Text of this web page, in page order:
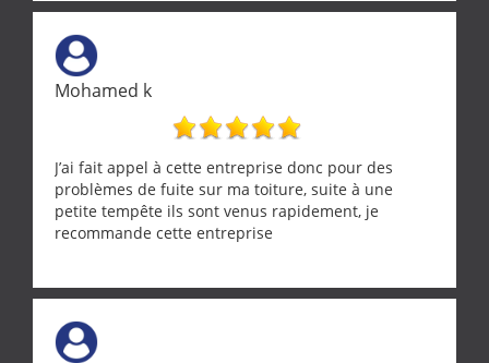
Mohamed k
J’ai fait appel à cette entreprise donc pour des
problèmes de fuite sur ma toiture, suite à une
petite tempête ils sont venus rapidement, je
recommande cette entreprise